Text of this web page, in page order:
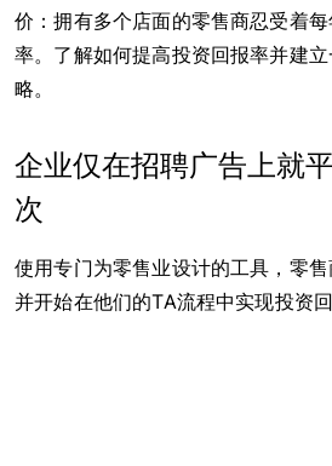
价：拥有多个店面的零售商忍受着
率。了解如何提高投资回报率并建
略。
企业仅在招聘广告上就
次
使用专门为零售业设计的工具，零售
并开始在他们的TA流程中实现投资回